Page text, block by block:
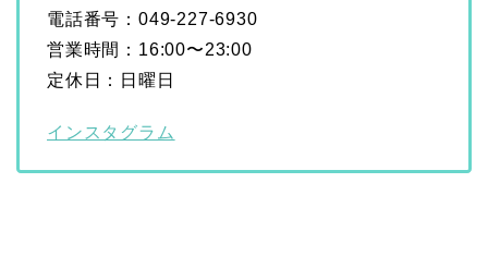
電話番号：049-227-6930
営業時間：16:00〜23:00
定休日：日曜日
インスタグラム